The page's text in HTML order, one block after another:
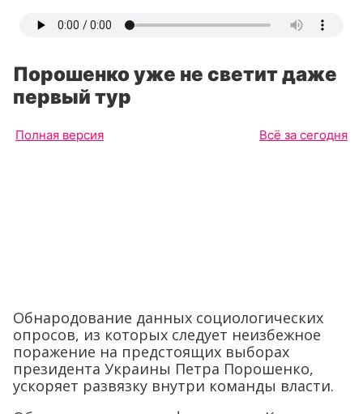
Порошенко уже не светит даже
первый тур
Полная версия Всё за сегодня
Обнародование данных социологических
опросов, из которых следует неизбежное
поражение на предстоящих выборах
президента Украины Петра Порошенко,
ускоряет развязку внутри команды власти.